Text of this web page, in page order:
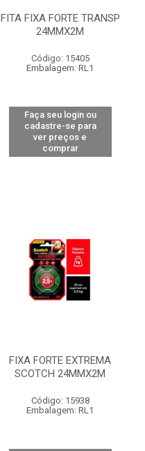
FITA FIXA FORTE TRANSP
24MMX2M
Código: 15405
Embalagem: RL1
Faça seu login ou
cadastre-se para
ver preços e
comprar
FIXA FORTE EXTREMA
SCOTCH 24MMX2M
Código: 15938
Embalagem: RL1